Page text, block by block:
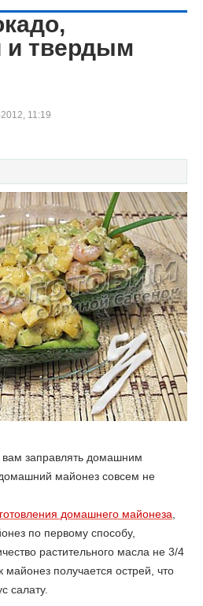
и твердым
11:19
заправлять домашним
майонез совсем не
домашнего майонеза,
по первому способу,
растительного масла не 3/4
майонез получается острей, что
салату.